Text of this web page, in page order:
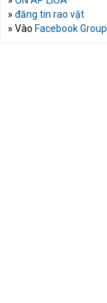
» đăng tin rao vặt
» Vào Facebook Group